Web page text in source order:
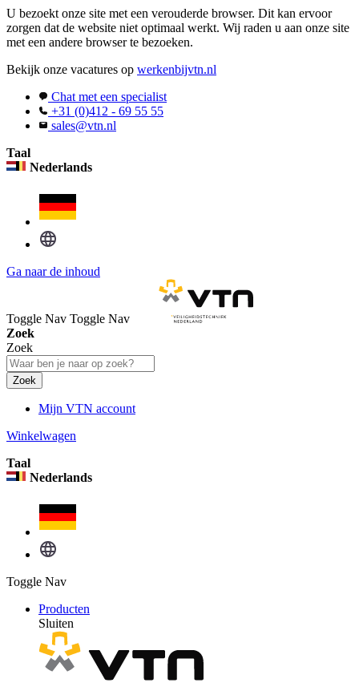
U bezoekt onze site met een verouderde browser. Dit kan ervoor
zorgen dat de website niet optimaal werkt. Wij raden u aan onze site
met een andere browser te bezoeken.
Bekijk onze vacatures op werkenbijvtn.nl
Chat met een specialist
+31 (0)412 - 69 55 55
sales@vtn.nl
Taal
Nederlands
Ga naar de inhoud
Toggle Nav Toggle Nav
Zoek
Zoek
Zoek
Mijn VTN account
Winkelwagen
Taal
Nederlands
Toggle Nav
Producten
Sluiten